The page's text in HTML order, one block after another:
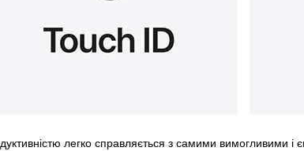
легко справляється з самими вимогливими